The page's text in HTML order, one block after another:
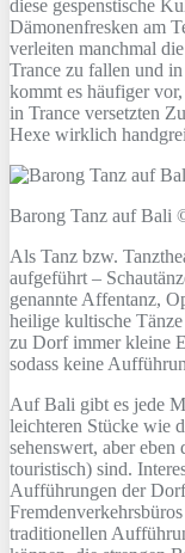
diese gespenstische
Dämonenfresken am
verleiten manchmal
Trance zu fallen und
kommt es häufiger
in Trance versetzten
Hexe wirklich
Barong Tanz auf Bali
Als Tanz bzw.
aufgeführt –
genannte Affentanz,
heilige kultische
zu Dorf immer kleine
sodass keine
Auf Bali gibt es jede
leichteren Stücke wie
sehenswert, aber eben
touristisch) sind.
Aufführungen der
traditionellen